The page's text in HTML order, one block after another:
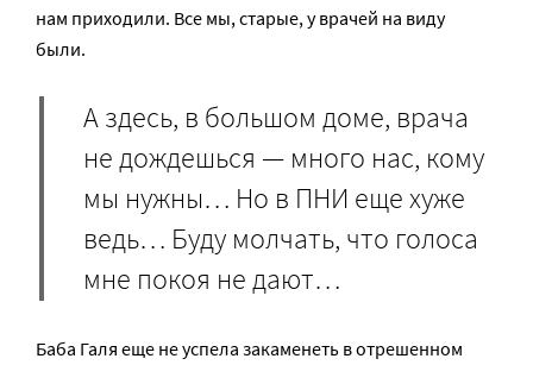
нам приходили. Все мы, старые, у врачей на виду
были.
А здесь, в большом доме, врача
не дождешься — много нас, кому
мы нужны… Но в ПНИ еще хуже
ведь… Буду молчать, что голоса
мне покоя не дают…
Баба Галя еще не успела закаменеть в отрешенном